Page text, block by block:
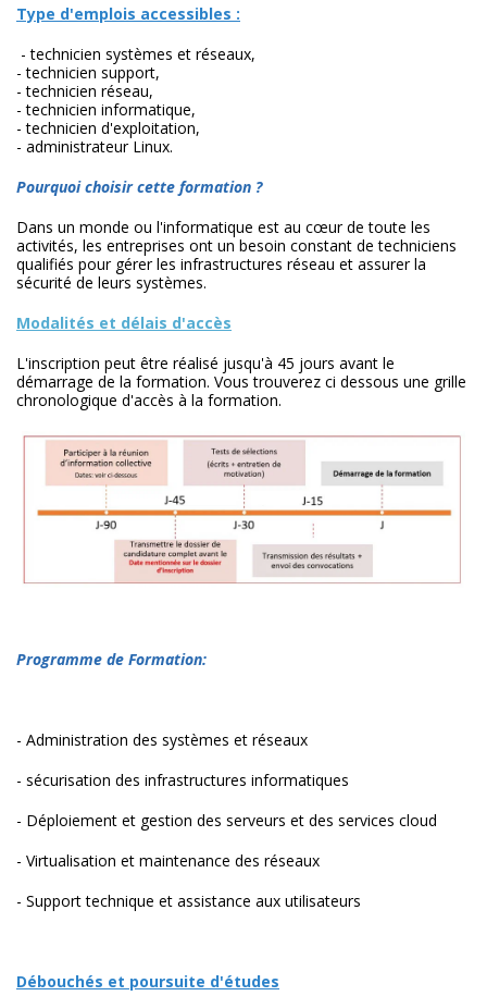
Type d'emplois accessibles :
- technicien systèmes et réseaux,
- technicien support,
- technicien réseau,
- technicien informatique,
- technicien d'exploitation,
- administrateur Linux.
Pourquoi choisir cette formation ?
Dans un monde ou l'informatique est au cœur de toute les
activités, les entreprises ont un besoin constant de techniciens
qualifiés pour gérer les infrastructures réseau et assurer la
sécurité de leurs systèmes.
Modalités et délais d'accès
L'inscription peut être réalisé jusqu'à 45 jours avant le
démarrage de la formation. Vous trouverez ci dessous une grille
chronologique d'accès à la formation.
Programme de Formation:
- Administration des systèmes et réseaux
- sécurisation des infrastructures informatiques
- Déploiement et gestion des serveurs et des services cloud
- Virtualisation et maintenance des réseaux
- Support technique et assistance aux utilisateurs
Débouchés et poursuite d'études